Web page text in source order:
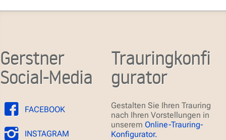
Gerstner
Social-Media
FACEBOOK
INSTAGRAM
Trauringkonfi
gurator
Gestalten Sie Ihren Trauring
nach Ihren Vorstellungen in
unserem Online-Trauring-
Konfigurator.